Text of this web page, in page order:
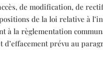
de modification, de
de la loi relative à
à la règlementation
prévu au